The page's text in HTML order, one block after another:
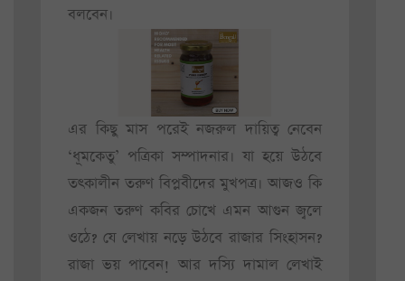
বলবেন।
এর কিছু মাস পরেই নজরুল দায়িত্ব নেবেন
‘ধূমকেতু’ পত্রিকা সম্পাদনার। যা হয়ে উঠবে
তৎকালীন তরুণ বিপ্লবীদের মুখপত্র। আজও কি
একজন তরুণ কবির চোখে এমন আগুন জ্বলে
ওঠে? যে লেখায় নড়ে উঠবে রাজার সিংহাসন?
রাজা ভয় পাবেন! আর দস্যি দামাল লেখাই